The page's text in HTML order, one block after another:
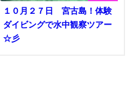
１０月２７日 宮古島！体験
ダイビングで水中観察ツアー
☆彡